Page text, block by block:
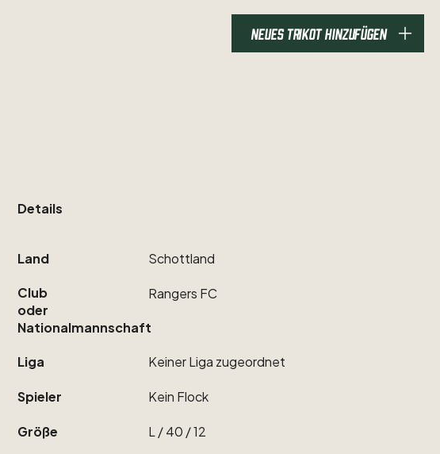
NEUES TRIKOT HINZUFÜGEN
Details
Land Schottland
Club
oder
Nationalmannschaft
Rangers FC
Liga KeinerLiga zugeordnet
Spieler Kein Flock
Größe L ​/​40 ​/​12